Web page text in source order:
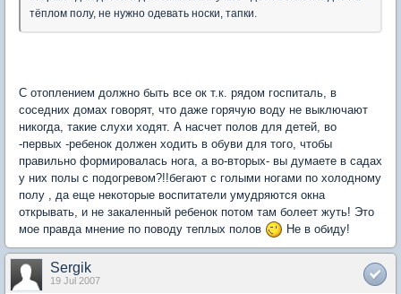
тёплом полу, не нужно одевать носки, тапки.
С отоплением должно быть все ок т.к. рядом госпиталь, в
соседних домах говорят, что даже горячую воду не выключают
никогда, такие слухи ходят. А насчет полов для детей, во
-первых -ребенок должен ходить в обуви для того, чтобы
правильно формировалась нога, а во-вторых- вы думаете в садах
у них полы с подогревом?!!бегают с голыми ногами по холодному
полу , да еще некоторые воспитатели умудряются окна
открывать, и не закаленный ребенок потом там болеет жуть! Это
мое правда мнение по поводу теплых полов
Не в обиду!
Sergik
19 Jul 2007